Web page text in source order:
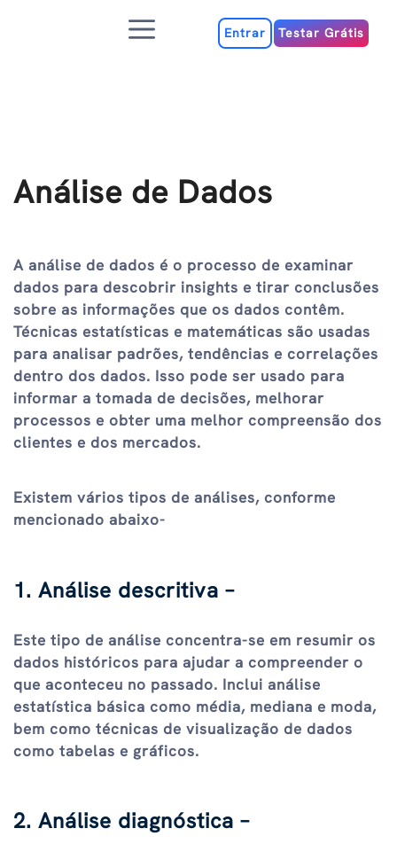
MenuEntrar Testar Grátis
Análise de Dados
A análise de dados é o processo de examinar
dados para descobrir insights e tirar conclusões
sobre as informações que os dados contêm.
Técnicas estatísticas e matemáticas são usadas
para analisar padrões, tendências e correlações
dentro dos dados. Isso pode ser usado para
informar a tomada de decisões, melhorar
processos e obter uma melhor compreensão dos
clientes e dos mercados.
Existem vários tipos de análises, conforme
mencionado abaixo-
1. Análise descritiva –
Este tipo de análise concentra-se em resumir os
dados históricos para ajudar a compreender o
que aconteceu no passado. Inclui análise
estatística básica como média, mediana e moda,
bem como técnicas de visualização de dados
como tabelas e gráficos.
2. Análise diagnóstica –